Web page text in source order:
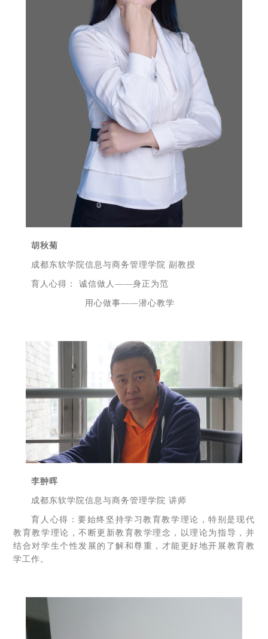
胡秋菊
成都东软学院信息与商务管理学院 副教授
育人心得： 诚信做人——身正为范
用心做事——潜心教学
李翀晖
成都东软学院信息与商务管理学院 讲师
育人心得：要始终坚持学习教育教学理论，特别是现代
教育教学理论，不断更新教育教学理念，以理论为指导，并
结合对学生个性发展的了解和尊重，才能更好地开展教育教
学工作。